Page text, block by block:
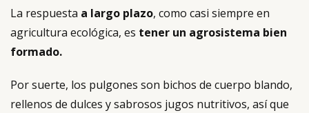
La respuesta a largo plazo, como casi siempre en
agricultura ecológica, es tener un agrosistema bien
formado.
Por suerte, los pulgones son bichos de cuerpo blando,
rellenos de dulces y sabrosos jugos nutritivos, así que